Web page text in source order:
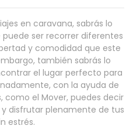
en caravana, sabrás lo
ser recorrer diferentes
y comodidad que este
también sabrás lo
el lugar perfecto para
con la ayuda de
el Mover, puedes decir
disfrutar plenamente de tus
estrés.